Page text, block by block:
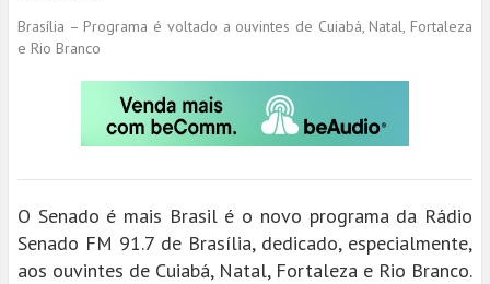
Brasília – Programa é voltado a ouvintes de Cuiabá, Natal, Fortaleza
e Rio Branco
O Senado é mais Brasil é o novo programa da Rádio
Senado FM 91.7 de Brasília, dedicado, especialmente,
aos ouvintes de Cuiabá, Natal, Fortaleza e Rio Branco.